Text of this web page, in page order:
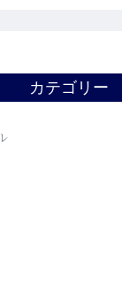
カテゴリー